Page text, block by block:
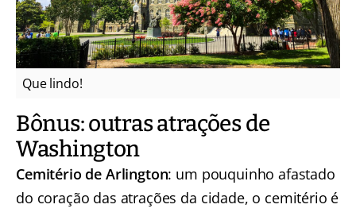
Que lindo!
Bônus: outras atrações de
Washington
Cemitério de Arlington: um pouquinho afastado
do coração das atrações da cidade, o cemitério é